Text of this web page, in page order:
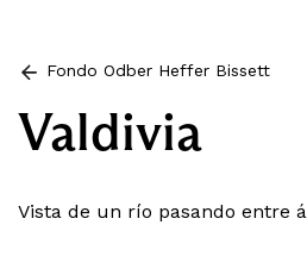
Fondo Odber Heffer Bissett
Valdivia
Vista de un río pasando entre